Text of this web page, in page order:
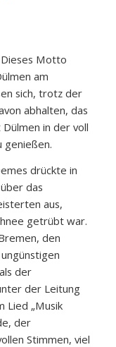
Dieses Motto
am
sich, trotz der
abhalten, das
in der voll
genießen.
drückte in
das
aus,
getrübt war.
den
der
der Leitung
Lied „Musik
der
Stimmen, viel